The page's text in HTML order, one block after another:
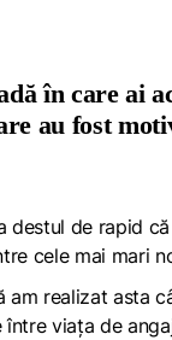
în care ai
au fost
destul de rapid
cele mai mari
am realizat asta
între viața de